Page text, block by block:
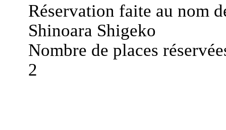
Réservation faite au nom
Shinoara Shigeko
Nombre de places
2